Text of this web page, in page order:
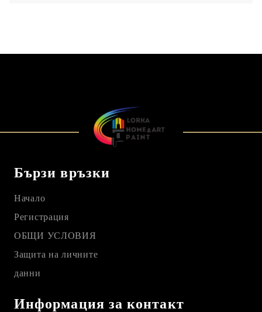
Бързи връзки
Начало
Регистрация
ОБЩИ УСЛОВИЯ
Защита на личните
данни
Информация за контакт